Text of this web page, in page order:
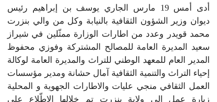
أدى أمس 19 مارس الجاري يوسف بن إبراهيم رئيس
ديوان وزير الشؤون الثقافية بالنيابة وكل من والي بنزرت
محمد قويدر وعدد من اطارات الوزارة ممثّلين في شيراز
سعيد المديرة العامة للمصالح المشتركة وفوزي محفوظ
المدير العام للمعهد الوطني للتراث والمديرة العامة لوكالة
إحياء التراث والتنمية الثقافية آمال حشانة ومدير مؤسسات
العمل الثقافي منجي عليات والاطارات الجهوية و المحلية
زيارة عمل الى ولاية بنزرت تم خلالها الاطّلاع على